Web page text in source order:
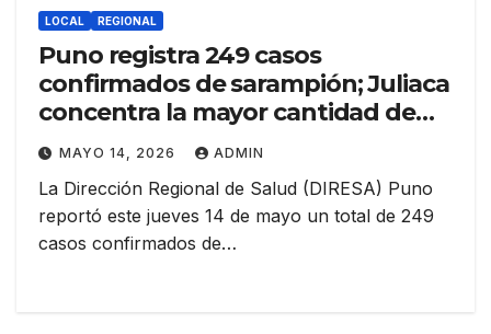
LOCAL REGIONAL
Puno registra 249 casos
confirmados de sarampión; Juliaca
concentra la mayor cantidad de
contagios
MAYO 14, 2026 ADMIN
La Dirección Regional de Salud (DIRESA) Puno
reportó este jueves 14 de mayo un total de 249
casos confirmados de…